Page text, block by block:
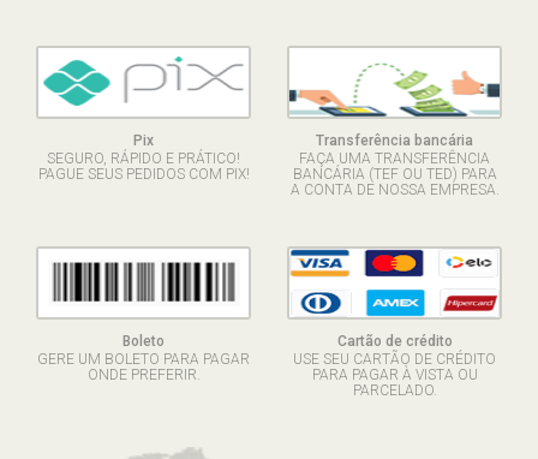
Pix
SEGURO, RÁPIDO E PRÁTICO!
PAGUE SEUS PEDIDOS COM PIX!
Transferência bancária
FAÇA UMA TRANSFERÊNCIA
BANCÁRIA (TEF OU TED) PARA
A CONTA DE NOSSA EMPRESA.
Boleto
GERE UM BOLETO PARA PAGAR
ONDE PREFERIR.
Cartão de crédito
USE SEU CARTÃO DE CRÉDITO
PARA PAGAR À VISTA OU
PARCELADO.